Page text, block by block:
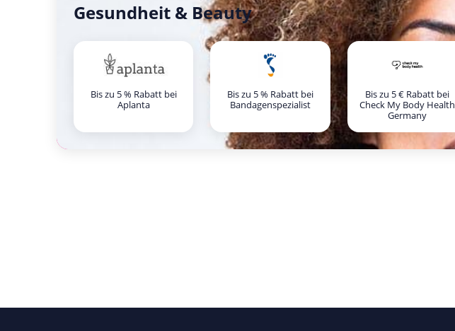
Gesundheit & Beauty
Bis zu 5 % Rabatt bei
Aplanta
Bis zu 5 % Rabatt bei
Bandagenspezialist
Bis zu 5 € Rabatt bei
Check My Body Health
Germany